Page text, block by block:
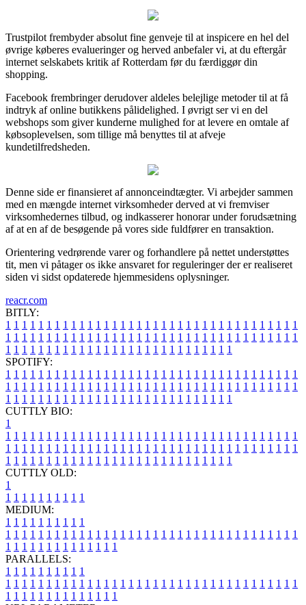
Trustpilot frembyder absolut fine genveje til at inspicere en hel del
øvrige køberes evalueringer og herved anbefaler vi, at du eftergår
internet selskabets kritik af Rotterdam før du færdiggør din
shopping.
Facebook frembringer derudover aldeles belejlige metoder til at få
indtryk af online butikkens pålidelighed. I øvrigt ser vi en del
webshops som giver kunderne mulighed for at levere en omtale af
købsoplevelsen, som tillige må benyttes til at afveje
kundetilfredsheden.
Denne side er finansieret af annonceindtægter. Vi arbejder sammen
med en mængde internet virksomheder derved at vi fremviser
virksomhedernes tilbud, og indkasserer honorar under forudsætning
af at en af de besøgende på vores side fuldfører en transaktion.
Orientering vedrørende varer og forhandlere på nettet understøttes
tit, men vi påtager os ikke ansvaret for reguleringer der er realiseret
siden vi sidst opdaterede hjemmesidens oplysninger.
reacr.com
BITLY:
1 1 1 1 1 1 1 1 1 1 1 1 1 1 1 1 1 1 1 1 1 1 1 1 1 1 1 1 1 1 1 1 1 1 1 1
1 1 1 1 1 1 1 1 1 1 1 1 1 1 1 1 1 1 1 1 1 1 1 1 1 1 1 1 1 1 1 1 1 1 1 1
1 1 1 1 1 1 1 1 1 1 1 1 1 1 1 1 1 1 1 1 1 1 1 1 1 1 1 1
SPOTIFY:
1 1 1 1 1 1 1 1 1 1 1 1 1 1 1 1 1 1 1 1 1 1 1 1 1 1 1 1 1 1 1 1 1 1 1 1
1 1 1 1 1 1 1 1 1 1 1 1 1 1 1 1 1 1 1 1 1 1 1 1 1 1 1 1 1 1 1 1 1 1 1 1
1 1 1 1 1 1 1 1 1 1 1 1 1 1 1 1 1 1 1 1 1 1 1 1 1 1 1 1
CUTTLY BIO:
1
1 1 1 1 1 1 1 1 1 1 1 1 1 1 1 1 1 1 1 1 1 1 1 1 1 1 1 1 1 1 1 1 1 1 1 1
1 1 1 1 1 1 1 1 1 1 1 1 1 1 1 1 1 1 1 1 1 1 1 1 1 1 1 1 1 1 1 1 1 1 1 1
1 1 1 1 1 1 1 1 1 1 1 1 1 1 1 1 1 1 1 1 1 1 1 1 1 1 1 1
CUTTLY OLD:
1
1 1 1 1 1 1 1 1 1 1
MEDIUM:
1 1 1 1 1 1 1 1 1 1
1 1 1 1 1 1 1 1 1 1 1 1 1 1 1 1 1 1 1 1 1 1 1 1 1 1 1 1 1 1 1 1 1 1 1 1
1 1 1 1 1 1 1 1 1 1 1 1 1 1
PARALLELS:
1 1 1 1 1 1 1 1 1 1
1 1 1 1 1 1 1 1 1 1 1 1 1 1 1 1 1 1 1 1 1 1 1 1 1 1 1 1 1 1 1 1 1 1 1 1
1 1 1 1 1 1 1 1 1 1 1 1 1 1